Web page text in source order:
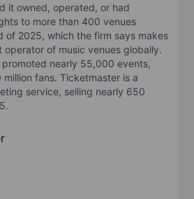
it owned, operated, or had
to more than 400 venues
of 2025, which the firm says makes
of music venues globally.
nearly 55,000 events,
fans. Ticketmaster is a
service, selling nearly 650